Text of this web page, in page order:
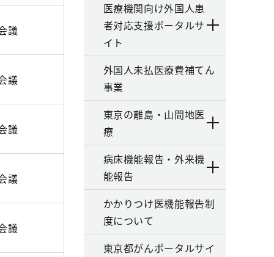
議
議
議
議
議
医療機関向け外国人患
者対応支援ポータルサ
イト
外国人未払医療費補てん
事業
東京の離島・山間地医
療
病床機能報告・外来機
能報告
かかりつけ医機能報告制
度について
東京都がんポータルサイ